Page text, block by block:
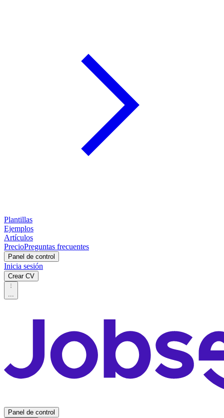
Plantillas
Ejemplos
Artículos
PrecioPreguntas frecuentes
Panel de control
Inicia sesión
Crear CV
...
Panel de control